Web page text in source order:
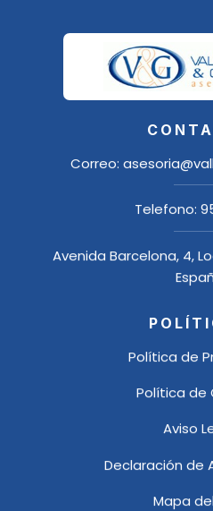
Correo:
Telefono:
Avenida Barcelona, 4,
Política de
Política de
Aviso
Declaración de
Mapa